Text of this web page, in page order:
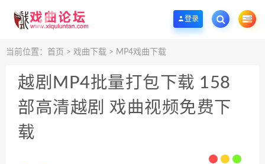
戲曲論壇-戲曲名家名段視頻分享，MP3戲曲打包下載網，戲曲資源免費分享歡迎
登录
当前位置： 首页 > 戏曲下载 > MP4戏曲下载
越剧MP4批量打包下载 158
部高清越剧 戏曲视频免费下
载